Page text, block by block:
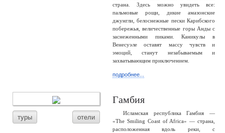
страна. Здесь можно увидеть все:
пальмовые рощи, дикие амазонские
джунгли, белоснежные пески Карибского
побережья, величественные горы Анды с
заснеженными пиками. Каникулы в
Венесуэле оставят массу чувств и
эмоций, станут незабываемым и
захватывающим приключением.
подробнее...
туры отели
Гамбия
Исламская республика Гамбия —
«The Smiling Coast of Africa» — страна,
расположенная вдоль реки, с